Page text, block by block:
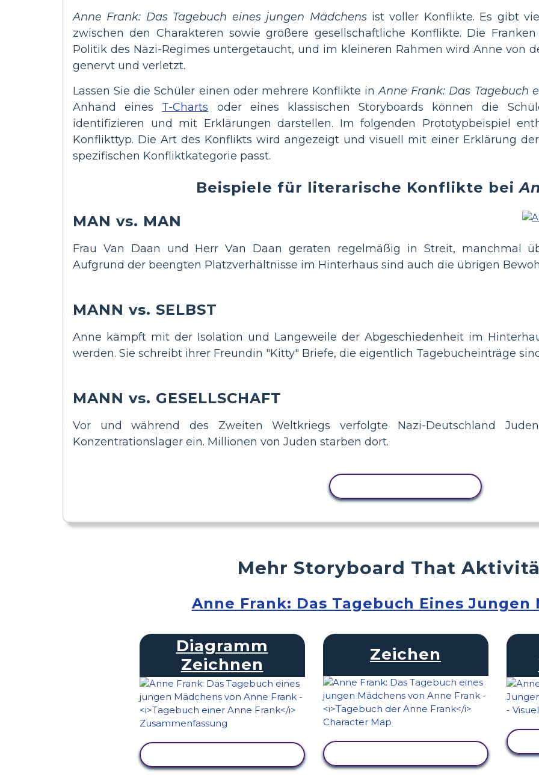
Anne Frank: Das Tagebuch eines jungen Mädchensist voller Konflikte. Es gibt
zwischen den Charakteren sowie größere gesellschaftliche Konflikte. Die
Politik des Nazi-Regimes untergetaucht, und im kleineren Rahmen wird Anne von
genervt und verletzt.
Lassen Sie die Schüler einen oder mehrere Konflikte inAnne Frank: Das Tagebuch
Anhand eines T-Charts oder eines klassischen Storyboards können die
identifizieren und mit Erklärungen darstellen. Im folgenden Prototypbeispiel
Konflikttyp. Die Art des Konflikts wird angezeigt und visuell mit einer Erklärung
spezifischen Konfliktkategorie passt.
Beispiele für literarische Konflikte bei
MAN vs. MAN
Frau Van Daan und Herr Van Daan geraten regelmäßig in Streit, manchmal
Aufgrund der beengten Platzverhältnisse im Hinterhaus sind auch die übrigen
MANN vs. SELBST
Anne kämpft mit der Isolation und Langeweile der Abgeschiedenheit im
werden. Sie schreibt ihrer Freundin "Kitty" Briefe, die eigentlich Tagebucheinträge
MANN vs. GESELLSCHAFT
Vor und während des Zweiten Weltkriegs verfolgte Nazi-Deutschland
Konzentrationslager ein. Millionen von Juden starben dort.
Mehr Storyboard That
Anne Frank: Das Tagebuch Eines Jungen
Diagramm
Zeichnen
Zeichen